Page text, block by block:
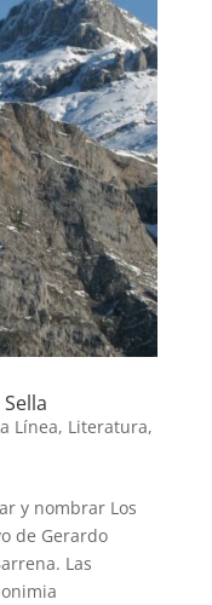
Línea, Literatura,
y nombrar Los
de Gerardo
Las